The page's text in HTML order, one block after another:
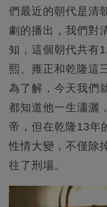
們最近的朝代是清
劇的播出，我們對
知， 這個朝代共有
熙、雍正和乾隆這
為了解，今天我們
都知道他一生瀟灑
帝，但在乾隆13年
性情大變， 不僅除
往了刑場。